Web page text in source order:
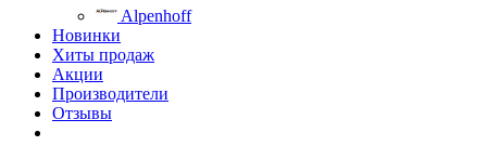
Alpenhoff
Новинки
Хиты продаж
Акции
Производители
Отзывы